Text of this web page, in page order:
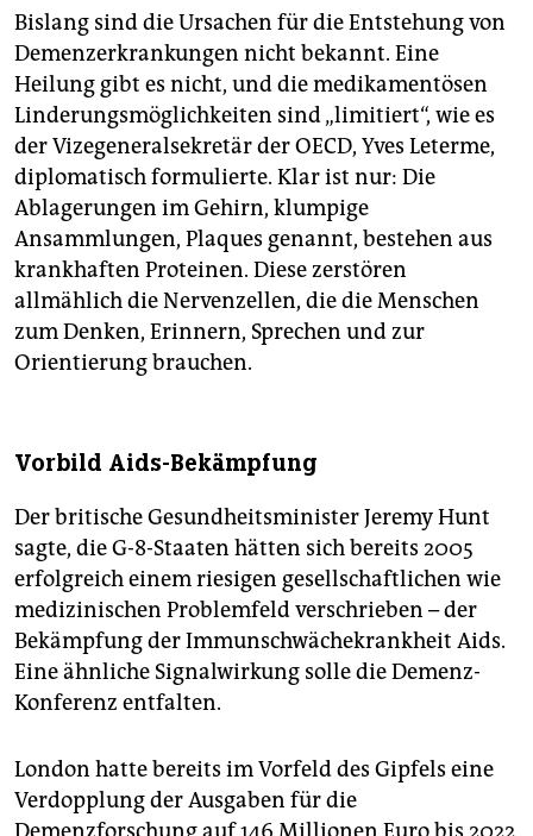
Bislang sind die Ursachen für die Entstehung von
Demenzerkrankungen nicht bekannt. Eine
Heilung gibt es nicht, und die medikamentösen
Linderungsmöglichkeiten sind „limitiert“, wie es
der Vizegeneralsekretär der OECD, Yves Leterme,
diplomatisch formulierte. Klar ist nur: Die
Ablagerungen im Gehirn, klumpige
Ansammlungen, Plaques genannt, bestehen aus
krankhaften Proteinen. Diese zerstören
allmählich die Nervenzellen, die die Menschen
zum Denken, Erinnern, Sprechen und zur
Orientierung brauchen.
Vorbild Aids-Bekämpfung
Der britische Gesundheitsminister Jeremy Hunt
sagte, die G-8-Staaten hätten sich bereits 2005
erfolgreich einem riesigen gesellschaftlichen wie
medizinischen Problemfeld verschrieben – der
Bekämpfung der Immunschwächekrankheit Aids.
Eine ähnliche Signalwirkung solle die Demenz-
Konferenz entfalten.
London hatte bereits im Vorfeld des Gipfels eine
Verdopplung der Ausgaben für die